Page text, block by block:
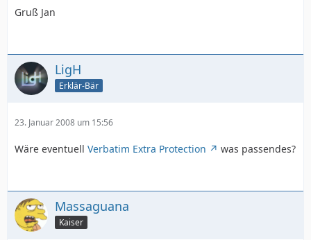
Gruß Jan
LigH
Erklär-Bär
23. Januar 2008 um 15:56
Wäre eventuell Verbatim Extra Protection was passendes?
Massaguana
Kaiser